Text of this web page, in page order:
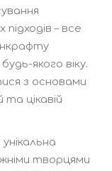
– все
якого віку.
з основами
цікавій
унікальна
творцями